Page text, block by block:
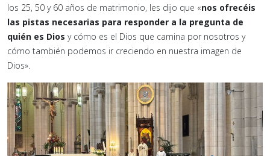
los 25, 50 y 60 años de matrimonio, les dijo que «nos ofrecéis
las pistas necesarias para responder a la pregunta de
quién es Dios y cómo es el Dios que camina por nosotros y
cómo también podemos ir creciendo en nuestra imagen de
Dios».